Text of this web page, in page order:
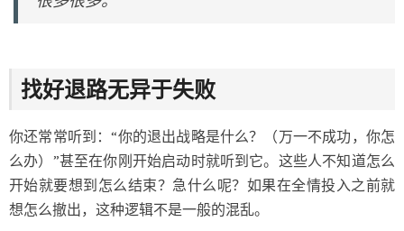
找好退路无异于失败
你还常常听到：“你的退出战略是什么？（万一不成功，你怎
么办）”甚至在你刚开始启动时就听到它。这些人不知道怎么
开始就要想到怎么结束？急什么呢？如果在全情投入之前就
想怎么撤出，这种逻辑不是一般的混乱。